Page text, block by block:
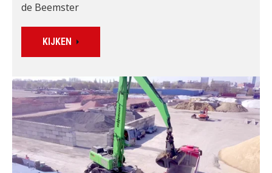
de Beemster
KIJKEN